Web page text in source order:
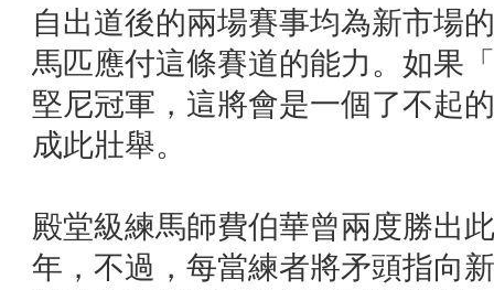
自出道後的兩場賽事均為新市場
馬匹應付這條賽道的能力。如果
堅尼冠軍，這將會是一個了不起
成此壯舉。
殿堂級練馬師費伯華曾兩度勝出
年，不過，每當練者將矛頭指向